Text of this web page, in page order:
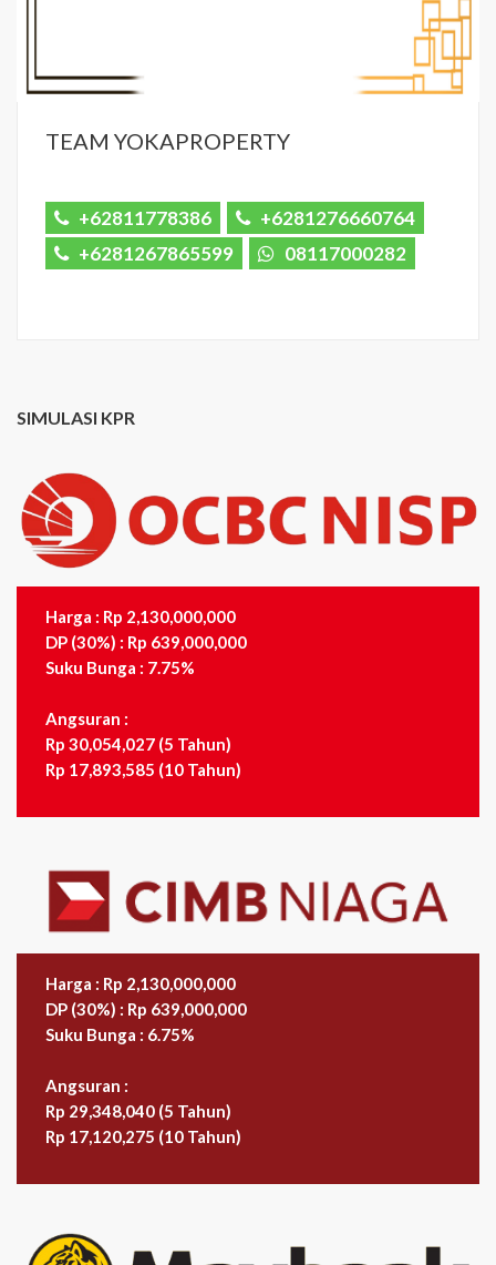
TEAM YOKAPROPERTY
+62811778386
+6281276660764
+6281267865599
08117000282
SIMULASI KPR
Harga : Rp 2,130,000,000
DP (30%) : Rp 639,000,000
Suku Bunga : 7.75%
Angsuran :
Rp 30,054,027 (5 Tahun)
Rp 17,893,585 (10 Tahun)
Harga : Rp 2,130,000,000
DP (30%) : Rp 639,000,000
Suku Bunga : 6.75%
Angsuran :
Rp 29,348,040 (5 Tahun)
Rp 17,120,275 (10 Tahun)